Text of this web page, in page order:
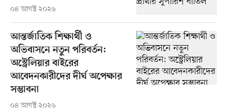
০৪ আগস্ট ২০২৬
আন্তর্জাতিক শিক্ষার্থী ও
অভিবাসনে নতুন পরিবর্তন:
অস্ট্রেলিয়ার বাইরের
আবেদনকারীদের দীর্ঘ অপেক্ষার
সম্ভাবনা
০৪ আগস্ট ২০২৬